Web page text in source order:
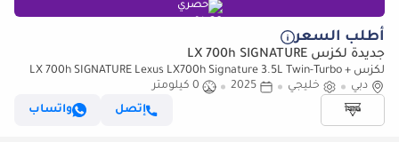
حصري
أطلب السعر
جديدة لكزس LX 700h SIGNATURE
لكزس LX 700h SIGNATURE Lexus LX700h Signature 3.5L Twin-Turbo +
Hybrid V6, Model 2025, Color Green inside Red
دبي خليجي 2025
0 كيلومتر
إتصل
واتساب